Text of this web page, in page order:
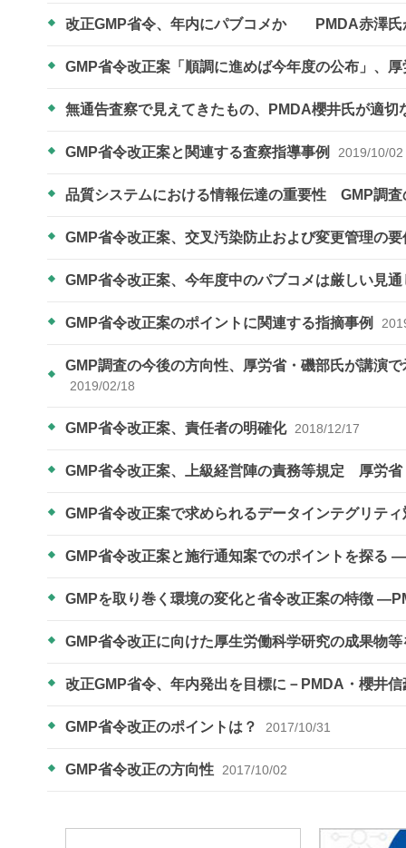
改正GMP省令、年内にパブコメか PMDA赤澤氏
GMP省令改正案「順調に進めば今年度の公布」、
無通告査察で見えてきたもの、PMDA櫻井氏が適
GMP省令改正案と関連する査察指導事例 2019/10/02
品質システムにおける情報伝達の重要性 GMP調
GMP省令改正案、交叉汚染防止および変更管理の
GMP省令改正案、今年度中のパブコメは厳しい見
GMP省令改正案のポイントに関連する指摘事例
GMP調査の今後の方向性、厚労省・磯部氏が講演
2019/02/18
GMP省令改正案、責任者の明確化 2018/12/17
GMP省令改正案、上級経営陣の責務等規定 厚労
GMP省令改正案で求められるデータインテグリテ
GMP省令改正案と施行通知案でのポイントを探る
GMPを取り巻く環境の変化と省令改正案の特徴
GMP省令改正に向けた厚生労働科学研究の成果物
改正GMP省令、年内発出を目標に－PMDA・櫻井
GMP省令改正のポイントは？ 2017/10/31
GMP省令改正の方向性 2017/10/02